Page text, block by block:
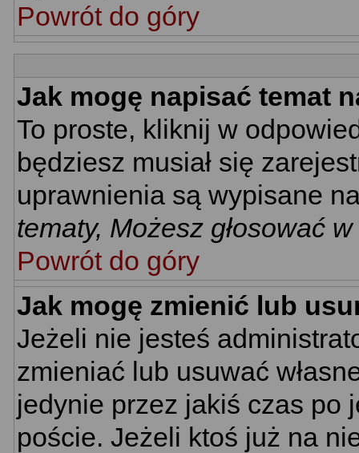
Powrót do góry
Jak mogę napisać temat
To proste, kliknij w
będziesz musiał się
uprawnienia są wypisane
tematy, Możesz głosować
Powrót do góry
Jak mogę zmienić lub
Jeżeli nie jesteś
zmieniać lub usuwać
jedynie przez jakiś czas
poście. Jeżeli ktoś już na